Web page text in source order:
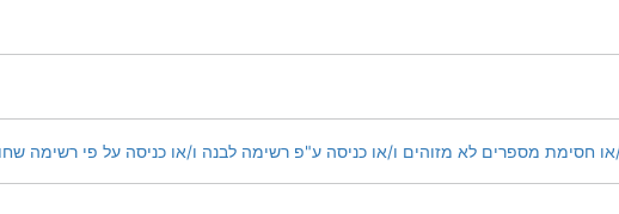
חסימת מספרים לא מזוהים ו/או כניסה ע"פ רשימה לבנה ו/או כניסה על פי רשימה